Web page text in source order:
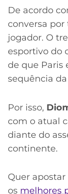
De acordo
conversa
jogador. O
esportivo do
de que Paris
sequência
Por isso,
com o atual
diante do
continente.
Quer apostar
os melhores